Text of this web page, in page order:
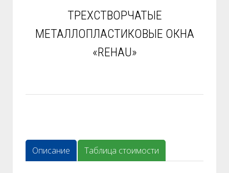
ТРЕХСТВОРЧАТЫЕ
МЕТАЛЛОПЛАСТИКОВЫЕ ОКНА
«REHAU»
Описание Таблица стоимости